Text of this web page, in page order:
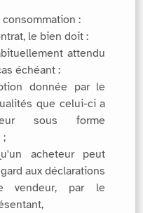
:
le bien doit :
attendu
échéant :
donnée par le
que celui-ci a
sous forme
;
acheteur peut
aux déclarations
vendeur, par le